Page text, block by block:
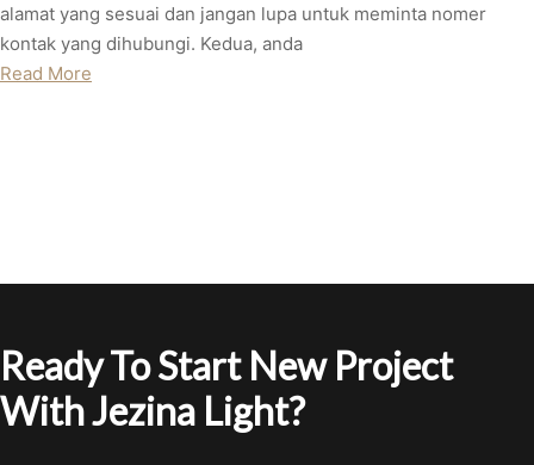
alamat yang sesuai dan jangan lupa untuk meminta nomer
kontak yang dihubungi. Kedua, anda
Read More
Ready To Start New Project
With Jezina Light?